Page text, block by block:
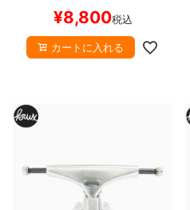
¥8,800税込
カートに入れる